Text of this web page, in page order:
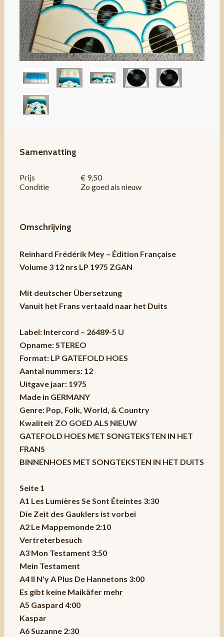
Samenvatting
Prijs
€ 9,50
Conditie
Zo goed als nieuw
Omschrijving
Reinhard Frédérik Mey – Édition Française
Volume 3 12 nrs LP 1975 ZGAN
Mit deutscher Übersetzung
Vanuit het Frans vertaald naar het Duits
Label: Intercord – 26489-5 U
Opname: STEREO
Format: LP GATEFOLD HOES
Aantal nummers: 12
Uitgave jaar: 1975
Made in GERMANY
Genre: Pop, Folk, World, & Country
Kwaliteit ZO GOED ALS NIEUW
GATEFOLD HOES MET SONGTEKSTEN IN HET
FRANS
BINNENHOES MET SONGTEKSTEN IN HET DUITS
Seite 1
A1 Les Lumières Se Sont Éteintes 3:30
Die Zeit des Gauklers ist vorbei
A2 Le Mappemonde 2:10
Vertreterbesuch
A3 Mon Testament 3:50
Mein Testament
A4 Il N'y A Plus De Hannetons 3:00
Es gibt keine Maikäfer mehr
A5 Gaspard 4:00
Kaspar
A6 Suzanne 2:30